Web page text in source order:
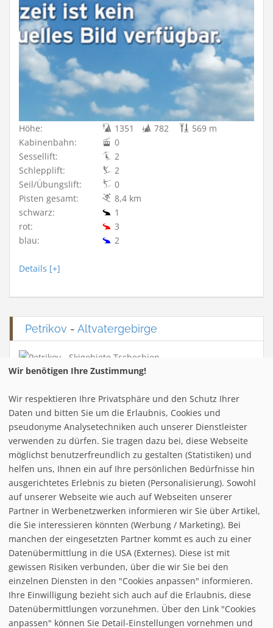
Höhe: 1351 782
569 m
Kabinenbahn:
0
Sessellift:
2
Schlepplift:
2
Seil/Übungslift:
0
Pisten gesamt:
8,4 km
schwarz:
1
rot:
3
blau:
2
Details [+]
Petrikov - Altvatergebirge
Höhe: 950
Sessellift:
0
Schlepplift:
10
Seil/Übungslift:
1
Pisten gesamt:
8,1 km
schwarz:
0
rot:
7
blau:
4
Details [+]
follow us on facebook
Home
Wir benötigen Ihre Zustimmung!
Wir respektieren Ihre Privatsphäre und den Schutz Ihrer
Daten und bitten Sie um die Erlaubnis, Cookies und
pseudonyme Analysetechniken auch unserer Dienstleister
verwenden zu dürfen. Sie tragen dazu bei, diese Webseite
möglichst benutzerfreundlich zu gestalten (Statistiken) und
helfen uns, Ihnen ein auf Ihre persönlichen Bedürfnisse hin
ausgerichtetes Erlebnis zu bieten (Personalisierung). Sowohl
auf unserer Webseite wie auch auf Webseiten unserer
Partner in Werbenetzwerken informieren wir Sie über Artikel,
die Sie interessieren könnten (Werbung / Marketing). Bei
manchen der eingesetzten Partner kommt es auch zu einer
Datenübermittlung in die USA (Externes). Diese ist mit
gewissen Risiken verbunden, über die wir Sie bei den
einzelnen Diensten in den "Cookies anpassen" informieren.
Ihre Einwilligung bezieht sich auch auf die Erlaubnis, diese
Datenübermittlungen vorzunehmen. Über den Link "Cookies
anpassen" können Sie Detail-Einstellungen vornehmen und